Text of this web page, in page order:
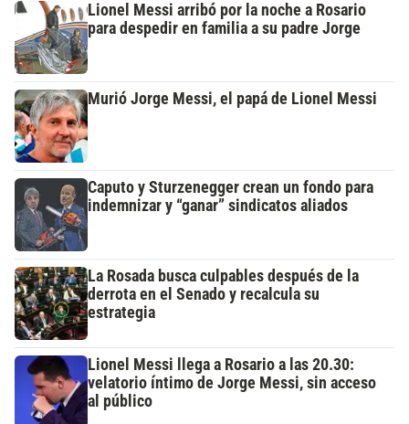
Lionel Messi arribó por la noche a Rosario
para despedir en familia a su padre Jorge
Murió Jorge Messi, el papá de Lionel Messi
Caputo y Sturzenegger crean un fondo para
indemnizar y “ganar” sindicatos aliados
La Rosada busca culpables después de la
derrota en el Senado y recalcula su
estrategia
Lionel Messi llega a Rosario a las 20.30:
velatorio íntimo de Jorge Messi, sin acceso
al público